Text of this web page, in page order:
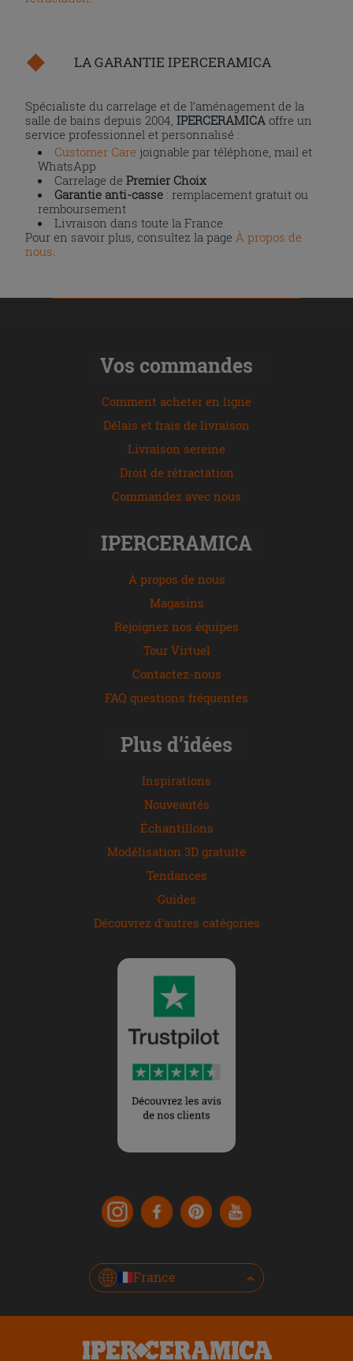
LA GARANTIE IPERCERAMICA
Spécialiste du carrelage et de l’aménagement de la
salle de bains depuis 2004,IPERCERAMICA offre un
service professionnel et personnalisé :
Customer Care joignable par téléphone, mail et
WhatsApp
Carrelage dePremier Choix
Garantie anti-casse : remplacement gratuit ou
remboursement
Livraison dans toute la France
Pour en savoir plus, consultez la page À propos de
nous
Vos commandes
Comment acheter en ligne
Délais et frais de livraison
Livraison sereine
Droit de rétractation
Commandez avec nous
IPERCERAMICA
À propos de nous
Magasins
Rejoignez nos équipes
Tour Virtuel
Contactez-nous
FAQ questions fréquentes
Plus d’idées
Inspirations
Nouveautés
Échantillons
Modélisation 3D gratuite
Tendances
Guides
Découvrez d'autres catégories
France